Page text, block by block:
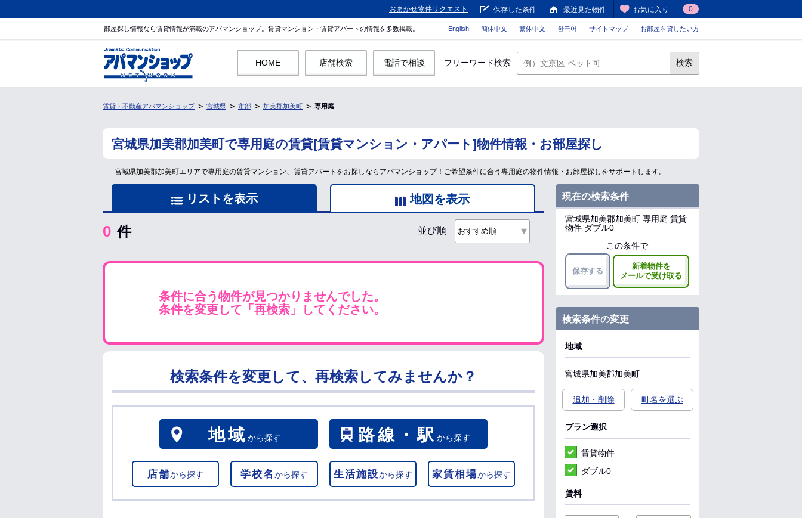
おまかせ物件リクエスト 保存した条件 最近見た物件 お気に入り 0
部屋探し情報なら賃貸情報が満載のアパマンショップ。賃貸マンション・賃貸アパートの情報を多数掲載。 English 簡体中文 繁体中文 한국어 サイトマップ お部屋を貸したい方
HOME 店舗検索 電話で相談 フリーワード検索 検索
賃貸・不動産アパマンショップ 宮城県 市部 加美郡加美町 専用庭
宮城県加美郡加美町で専用庭の賃貸[賃貸マンション・アパート]物件情報・お部屋探し
宮城県加美郡加美町エリアで専用庭の賃貸マンション、賃貸アパートをお探しならアパマンショップ！ご希望条件に合う専用庭の物件情報・お部屋探しをサポートします。
リストを表示 地図を表示
0 件 並び順
条件に合う物件が見つかりませんでした。
条件を変更して「再検索」してください。
検索条件を変更して、再検索してみませんか？
地域 から探す 路線・駅から探す
店舗から探す 学校名 から探す 生活施設から探す 家賃相場から探す
現在の検索条件
宮城県加美郡加美町 専用庭 賃貸
物件 ダブル0
この条件で
保存する
新着物件を
メールで受け取る
検索条件の変更
地域
宮城県加美郡加美町
追加・削除 町名を選ぶ
プラン選択
賃貸物件
ダブル0
賃料